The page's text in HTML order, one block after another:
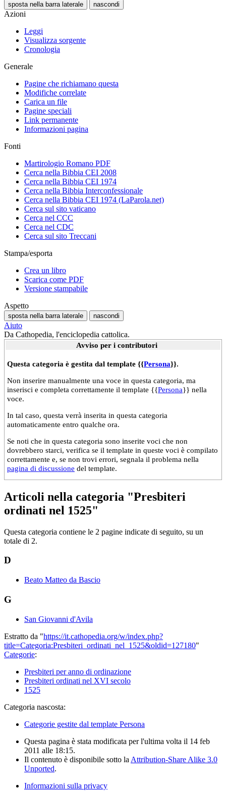
sposta nella barra laterale nascondi
Azioni
Leggi
Visualizza sorgente
Cronologia
Generale
Pagine che richiamano questa
Modifiche correlate
Carica un file
Pagine speciali
Link permanente
Informazioni pagina
Fonti
Martirologio Romano PDF
Cerca nella Bibbia CEI 2008
Cerca nella Bibbia CEI 1974
Cerca nella Bibbia Interconfessionale
Cerca nella Bibbia CEI 1974 (LaParola.net)
Cerca sul sito vaticano
Cerca nel CCC
Cerca nel CDC
Cerca sul sito Treccani
Stampa/esporta
Crea un libro
Scarica come PDF
Versione stampabile
Aspetto
sposta nella barra laterale nascondi
Aiuto
Da Cathopedia, l'enciclopedia cattolica.
Avviso per i contributori
Questa categoria è gestita dal template {{Persona}}.
Non inserire manualmente una voce in questa categoria, ma
inserisci e completa correttamente il template {{Persona}} nella
voce.
In tal caso, questa verrà inserita in questa categoria
automaticamente entro qualche ora.
Se noti che in questa categoria sono inserite voci che non
dovrebbero starci, verifica se il template in queste voci è compilato
correttamente e, se non trovi errori, segnala il problema nella
pagina di discussione del template.
Articoli nella categoria "Presbiteri
ordinati nel 1525"
Questa categoria contiene le 2 pagine indicate di seguito, su un
totale di 2.
D
Beato Matteo da Bascio
G
San Giovanni d'Avila
Estratto da "https://it.cathopedia.org/w/index.php?
title=Categoria:Presbiteri_ordinati_nel_1525&oldid=127180"
Categorie:
Presbiteri per anno di ordinazione
Presbiteri ordinati nel XVI secolo
1525
Categoria nascosta:
Categorie gestite dal template Persona
Questa pagina è stata modificata per l'ultima volta il 14 feb
2011 alle 18:15.
Il contenuto è disponibile sotto la Attribution-Share Alike 3.0
Unported.
Informazioni sulla privacy